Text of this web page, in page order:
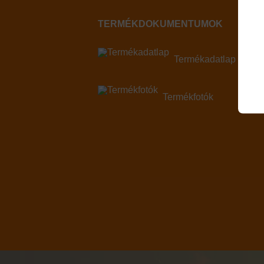
TERMÉKDOKUMENTUMOK
Termékadatlap
Termékfotók